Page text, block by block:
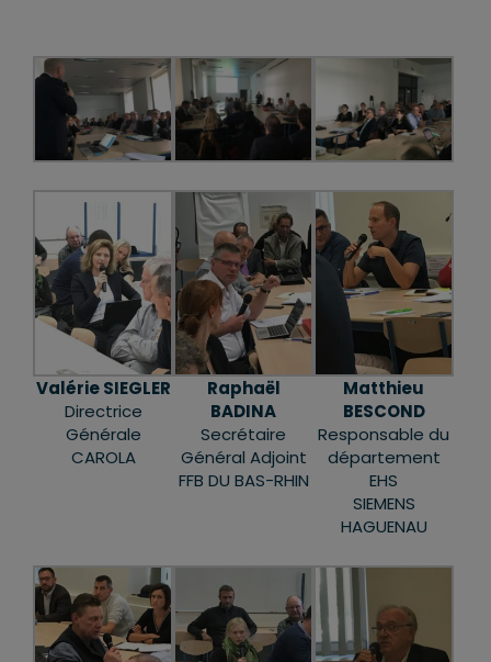
Valérie SIEGLER
Directrice
Générale
CAROLA
Raphaël
BADINA
Secrétaire
Général Adjoint
FFB DU BAS-RHIN
Matthieu
BESCOND
Responsable du
département
EHS
SIEMENS
HAGUENAU